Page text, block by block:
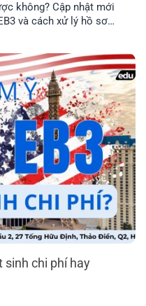
không? Cập nhật mới
và cách xử lý hồ sơ
sinh chi phí hay